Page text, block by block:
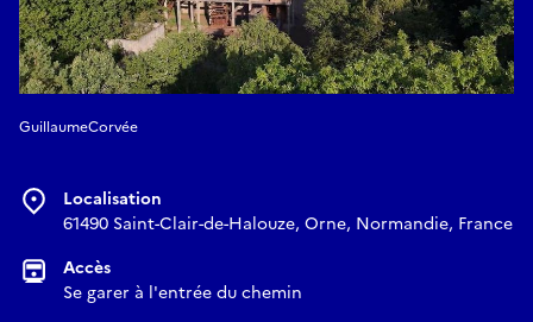
GuillaumeCorvée
Localisation
61490 Saint-Clair-de-Halouze, Orne, Normandie, France
Accès
Se garer à l'entrée du chemin